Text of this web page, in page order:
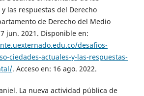
las respuestas del Derecho
de Derecho del Medio
jun. 2021. Disponible en:
desafios-
ciedades-actuales-y-las-respuestas-
. Acceso en: 16 ago. 2022.
La nueva actividad pública de